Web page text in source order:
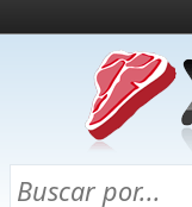
¿Qué es esto?
Directorio
Chuletas para exámenes